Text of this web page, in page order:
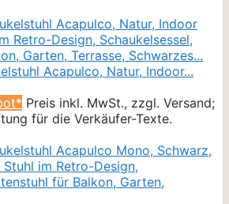
Acapulco, Natur, Indoor...
Preis inkl. MwSt., zzgl. Versand;
für die Verkäufer-Texte.